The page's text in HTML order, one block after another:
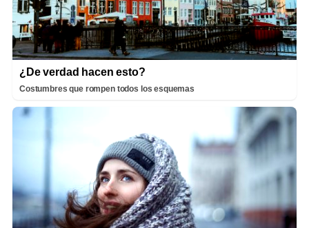
¿De verdad hacen esto?
Costumbres que rompen todos los esquemas